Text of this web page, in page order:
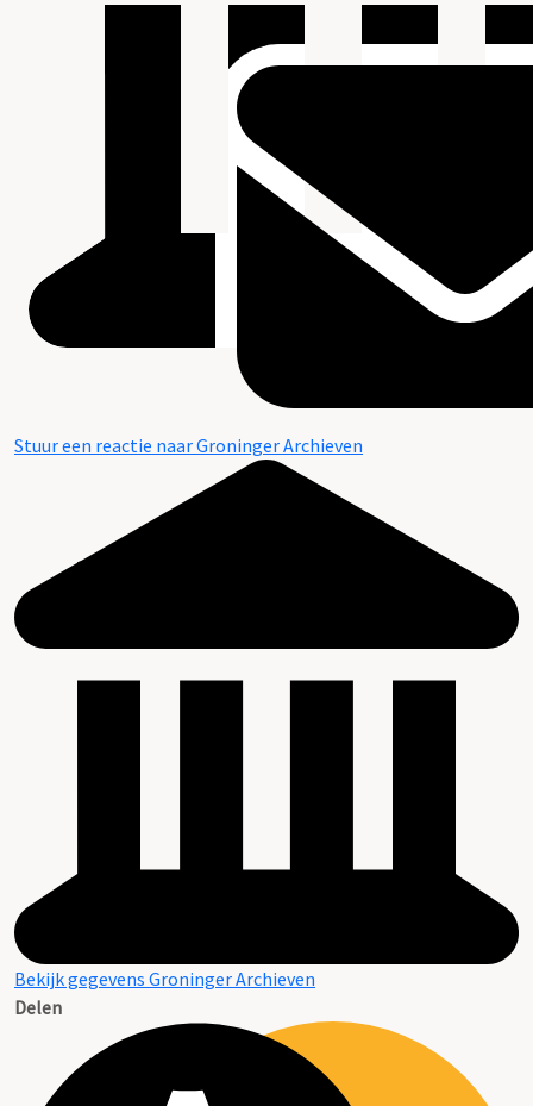
Stuur een reactie naar Groninger Archieven
Bekijk gegevens Groninger Archieven
Delen